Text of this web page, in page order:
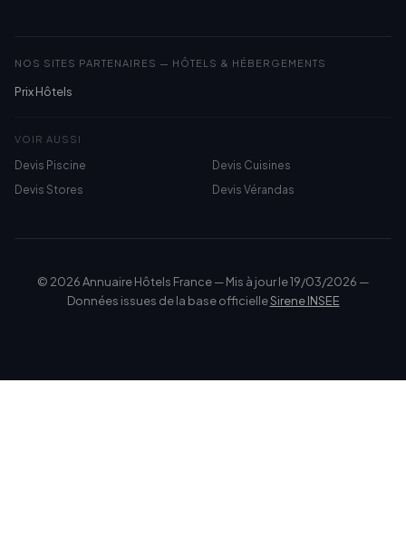
NOS SITES PARTENAIRES — HÔTELS & HÉBERGEMENTS
Prix Hôtels
VOIR AUSSI
Devis Piscine
Devis Cuisines
Devis Stores
Devis Vérandas
© 2026 Annuaire Hôtels France — Mis à jour le 19/03/2026 —
Données issues de la base officielleSirene INSEE